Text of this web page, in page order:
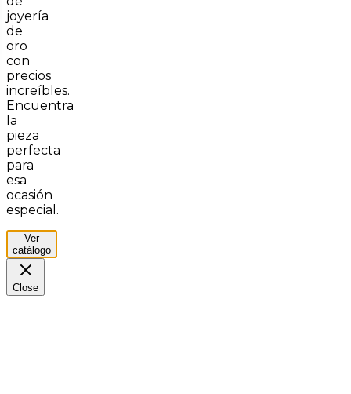
joyería
de
oro
con
precios
increíbles.
Encuentra
la
pieza
perfecta
para
esa
ocasión
especial.
Ver
catálogo
Close